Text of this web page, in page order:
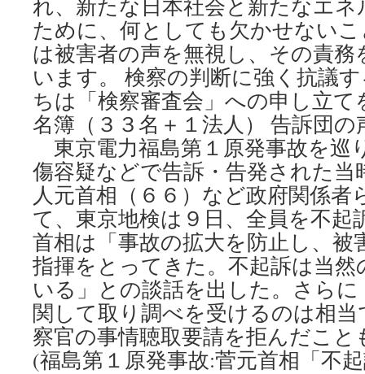
れ、新たな日本社会と新たなエ
ために、何としても欠かせない
は被害者の声を無視し、その責
います。 検察の判断に強く抗議
ちは「検察審査会」への申し立
名簿（３３名＋１法人） 告訴団
東京電力福島第１原発事故を巡
傷容疑などで告訴・告発された当
人元首相（６６）など政府関係者
て、東京地検は９日、全員を不起
首相は「事故の拡大を防止し、被
指揮をとってきた。不起訴は当
いる」との談話を出した。さら
関して取り調べを受けるのは相
察官の事情聴取要請を拒んだこ
(福島第１原発事故:菅元首相「不